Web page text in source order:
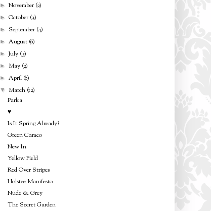
►November (2)
►October (3)
► September (4)
► August (6)
►July (5)
► May (2)
► April (6)
▼ March (12)
Parka
♥
Is It Spring Already?
Green Cameo
New In
Yellow Field
Red Over Stripes
Holstee Manifesto
Nude & Grey
The Secret Garden